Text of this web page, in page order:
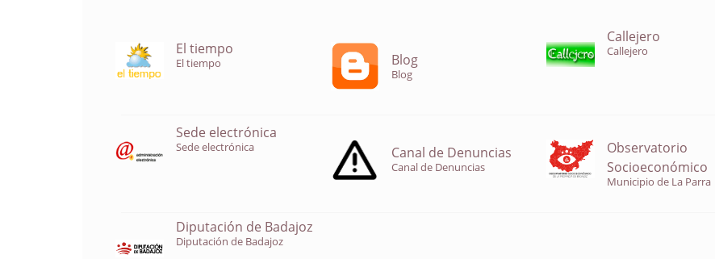
El tiempo
El tiempo Blog
Blog
Callejero
Callejero
Sede electrónica
Sede electrónica Canal de Denuncias
Canal de Denuncias
Observatorio
Socioeconómico
Municipio de La Parra
Diputación de Badajoz
Diputación de Badajoz